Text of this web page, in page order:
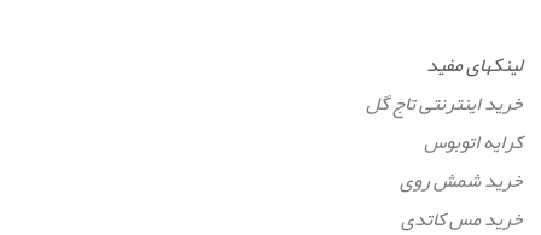
لینکهای مفید
خرید اینترنتی تاج گل
کرایه اتوبوس
خرید شمش روی
خرید مس کاتدی